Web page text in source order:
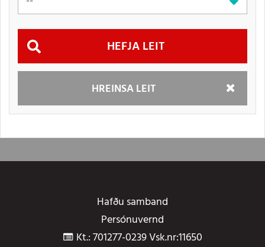
HREINSA LEIT
Hefja
Hafðu samband
Persónuvernd
Kt.: 701277-0239 Vsk.nr:11650